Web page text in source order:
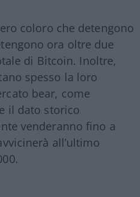
coloro che detengono
ora oltre due
di Bitcoin. Inoltre,
spesso la loro
bear, come
il dato storico
venderanno fino a
all’ultimo